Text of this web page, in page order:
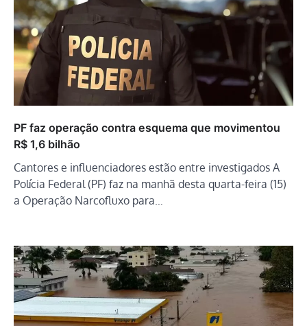
PF faz operação contra esquema que movimentou
R$ 1,6 bilhão
Cantores e influenciadores estão entre investigados A
Polícia Federal (PF) faz na manhã desta quarta-feira (15)
a Operação Narcofluxo para…